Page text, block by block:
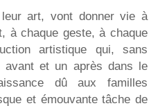
art, vont donner vie à
à chaque geste, à chaque
artistique qui, sans
avant et un après dans le
dû aux familles
et émouvante tâche de